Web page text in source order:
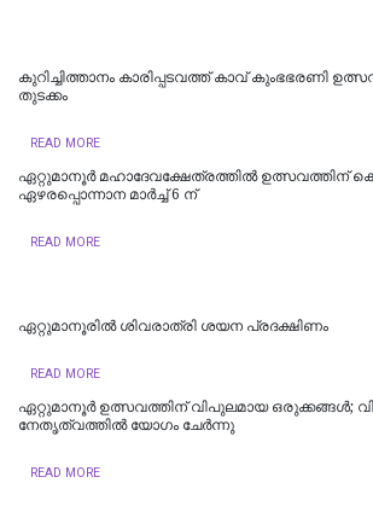
കുറിച്ചിത്താനം കാരിപ്പടവത്ത് കാവ് കുംഭഭരണി
തുടക്കം
READ MORE
ഏറ്റുമാനൂര്‍ മഹാദേവക്ഷേത്രത്തില്‍ ഉത്സവത്തിന്
ഏഴരപ്പൊന്നാന മാർച്ച് 6 ന്
READ MORE
ഏറ്റുമാനൂരിൽ ശിവരാത്രി ശയന പ്രദക്ഷിണം
READ MORE
ഏറ്റുമാനൂർ ഉത്സവത്തിന് വിപുലമായ ഒരുക്കങ്ങൾ;
നേതൃത്വത്തിൽ യോഗം ചേർന്നു
READ MORE